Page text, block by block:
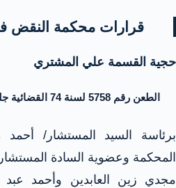
قرارات محكمة النقض
حجية القسمة علي المشتري
الطعن رقم 5758 لسنة 74 القضائية جلسة 27 من فبراير سنة 2006
برئاسة السيد المستشار/
المحكمة وعضوية السادة
مجدي زين العابدين وأحمد